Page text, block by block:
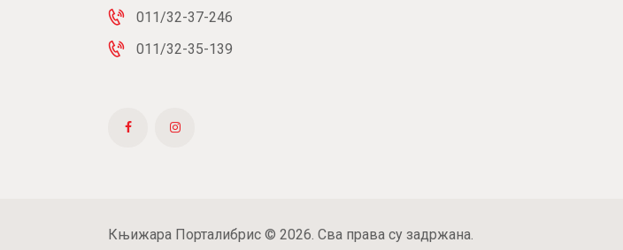
011/32-37-246
011/32-35-139
Књижара Порталибрис © 2026. Сва права су задржана.